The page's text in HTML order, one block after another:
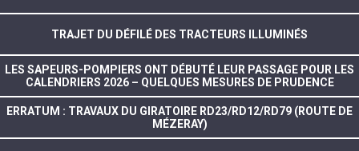
TRAJET DU DÉFILÉ DES TRACTEURS ILLUMINÉS
LES SAPEURS-POMPIERS ONT DÉBUTÉ LEUR PASSAGE POUR LES
CALENDRIERS 2026 – QUELQUES MESURES DE PRUDENCE
ERRATUM : TRAVAUX DU GIRATOIRE RD23/RD12/RD79 (ROUTE DE
MÉZERAY)